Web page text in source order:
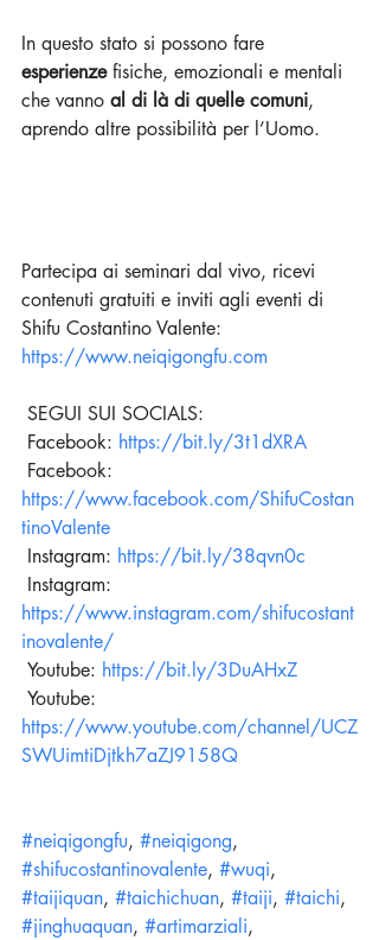
In questo stato si possono fare
esperienze fisiche, emozionali e mentali
che vanno al di là di quelle comuni,
aprendo altre possibilità per l’Uomo.
Partecipa ai seminari dal vivo, ricevi
contenuti gratuiti e inviti agli eventi di
Shifu Costantino Valente:
https://www.neiqigongfu.com
SEGUI SUI SOCIALS:
Facebook: https://bit.ly/3t1dXRA
Facebook:
https://www.facebook.com/ShifuCostan
tinoValente
Instagram: https://bit.ly/38qvn0c
Instagram:
https://www.instagram.com/shifucostant
inovalente/
Youtube: https://bit.ly/3DuAHxZ
Youtube:
https://www.youtube.com/channel/UCZ
SWUimtiDjtkh7aZJ9158Q
#neiqigongfu, #neiqigong,
#shifucostantinovalente, #wuqi,
#taijiquan, #taichichuan, #taiji, #taichi,
#jinghuaquan, #artimarziali,